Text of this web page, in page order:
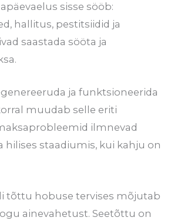
sisse sööb:
hallitus, pestitsiidid ja
saastada sööta ja
ja funktsioneerida
muudab selle eriti
ilmnevad
hilises staadiumis, kui kahju on
tõttu hobuse tervises mõjutab
ainevahetust. Seetõttu on